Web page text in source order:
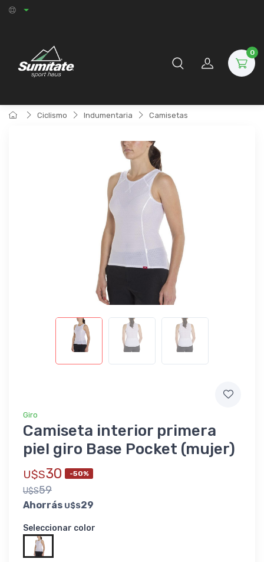
0
Ciclismo Indumentaria Camisetas
Giro
Camiseta interior primera
piel giro Base Pocket (mujer)
U$S30 -50%
U$S59
Ahorrás U$S29
Seleccionar color